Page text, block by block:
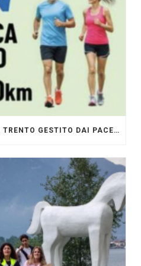
L’ADIGE RUN – EVENTO A TRENTO GESTITO DAI PACERS GLI ORIGINALI